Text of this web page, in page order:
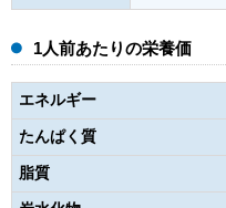
1人前あたりの栄養価
エネルギー
たんぱく質
脂質